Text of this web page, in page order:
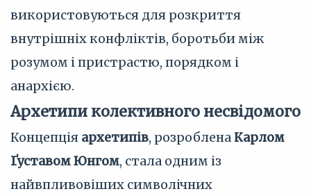
використовуються для розкриття
внутрішніх конфліктів, боротьби між
розумом і пристрастю, порядком і
анархією.
Архетипи колективного несвідомого
Концепція архетипів, розроблена Карлом
Ґуставом Юнгом, стала одним із
найвпливовіших символічних